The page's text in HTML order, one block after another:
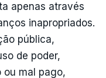
apenas através
inapropriados.
pública,
de poder,
ou mal pago,